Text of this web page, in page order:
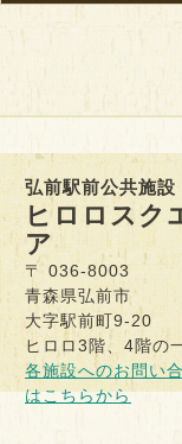
弘前駅前公共施設
ヒロロスク
ア
〒 036-8003
青森県弘前市
大字駅前町9-20
ヒロロ3階、4階の
各施設へのお問い
はこちらから